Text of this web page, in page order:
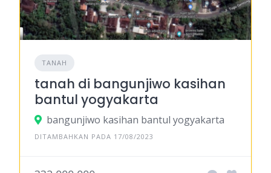
TANAH
tanah di bangunjiwo kasihan
bantul yogyakarta
bangunjiwo kasihan bantul yogyakarta
DITAMBAHKAN PADA 17/08/2023